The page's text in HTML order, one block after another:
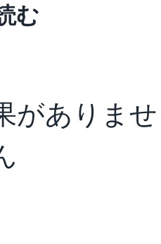
む
がありませ